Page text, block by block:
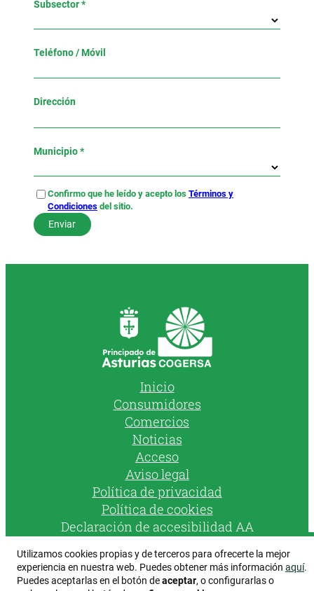
Subsector *
Teléfono / Móvil
Dirección
Municipio *
Confirmo que he leído y acepto los Términos y
Condiciones del sitio.
Inicio
Consumidores
Comercios
Noticias
Acceso
Aviso legal
Política de privacidad
Política de cookies
Declaración de accesibilidad AA
Instagram
Facebook
YouTube
Utilizamos cookies propias y de terceros para ofrecerte la mejor
experiencia en nuestra web. Puedes obtener más información aquí.
Puedes aceptarlas en el botón deaceptar, o configurarlas o